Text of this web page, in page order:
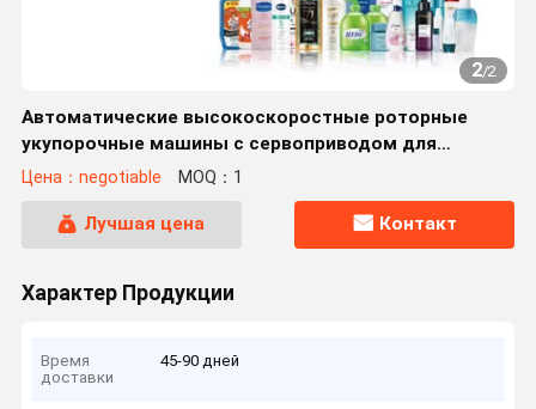
2/2
Автоматические высокоскоростные роторные
укупорочные машины с сервоприводом для
укупорки бутылок с триггерным насосом
Цена：negotiable MOQ：1
Лучшая цена Контакт
Характер Продукции
Время
доставки
45-90 дней